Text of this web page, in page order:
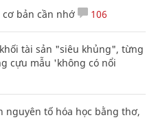
cơ bản cần nhớ 106
tài sản "siêu khủng", từng
cựu mẫu 'không có nổi
nguyên tố hóa học bằng thơ,